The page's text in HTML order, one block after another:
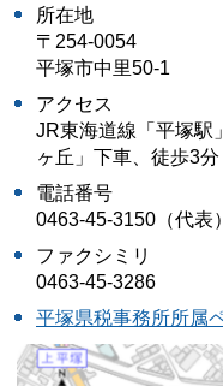
所在地
〒254-0054
平塚市中里50-1
アクセス
JR東海道線「平塚駅
ヶ丘」下車、徒歩3分
電話番号
0463-45-3150（代表）
ファクシミリ
0463-45-3286
平塚県税事務所所属